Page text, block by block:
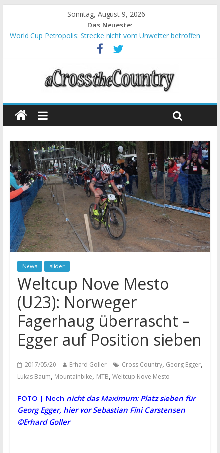
Sonntag, August 9, 2026
Das Neueste:
World Cup Petropolis: Strecke nicht vom Unwetter betroffen
Krumbach und Obergessertshausen: Mountainbike-Bundesliga
Supercup Massi Banyoles: Siege für Carod und Richards
Halbzeit beim Andalucia Bike Race: Weltmeister Seewald führt
Chelva: Schweizer Doppelsieg beim ersten XCO-Rennen der
News slider
Weltcup Nove Mesto
(U23): Norweger
Fagerhaug überrascht –
Egger auf Position sieben
2017/05/20 Erhard Goller Cross-Country, Georg Egger,
Lukas Baum, Mountainbike, MTB, Weltcup Nove Mesto
FOTO | Noch nicht das Maximum: Platz sieben für
Georg Egger, hier vor Sebastian Fini Carstensen
©Erhard Goller